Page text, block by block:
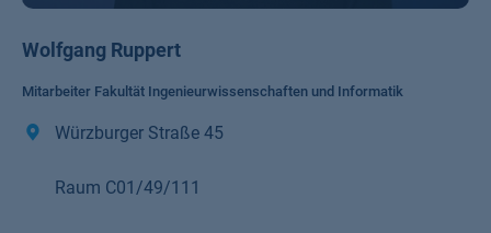
Wolfgang Ruppert
Mitarbeiter Fakultät Ingenieurwissenschaften und Informatik
Würzburger Straße 45
Raum C01/49/111